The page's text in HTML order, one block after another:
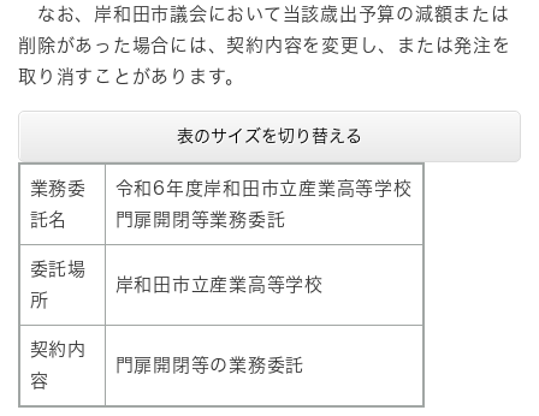
なお、岸和田市議会において当該歳出予算の減額または
削除があった場合には、契約内容を変更し、または発注を
取り消すことがあります。
表のサイズを切り替える
業務委
託名
令和6年度岸和田市立産業高等学校
門扉開閉等業務委託
委託場
所
岸和田市立産業高等学校
契約内
容
門扉開閉等の業務委託